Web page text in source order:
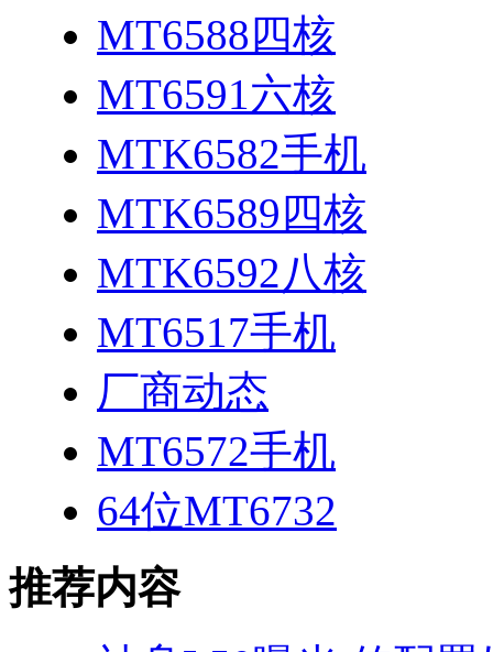
MT6588四核
MT6591六核
MTK6582手机
MTK6589四核
MTK6592八核
MT6517手机
厂商动态
MT6572手机
64位MT6732
推荐内容